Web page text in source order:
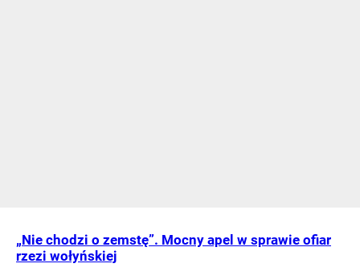
„Nie chodzi o zemstę”. Mocny apel w sprawie ofiar
rzezi wołyńskiej